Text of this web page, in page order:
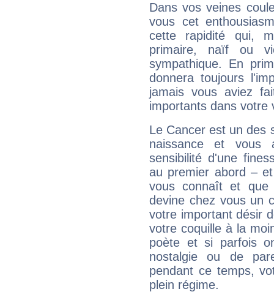
Dans vos veines
vous cet
cette rapidité qui,
primaire, naïf ou
sympathique. En
donnera toujours
jamais vous aviez
importants dans votre
Le Cancer est un des
naissance et vous
sensibilité d'une
au premier abord –
vous connaît et
devine chez vous un
votre important désir
votre coquille à la
poète et si parfois
nostalgie ou de
pendant ce temps,
plein régime.